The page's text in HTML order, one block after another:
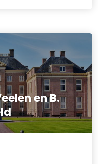
en B.